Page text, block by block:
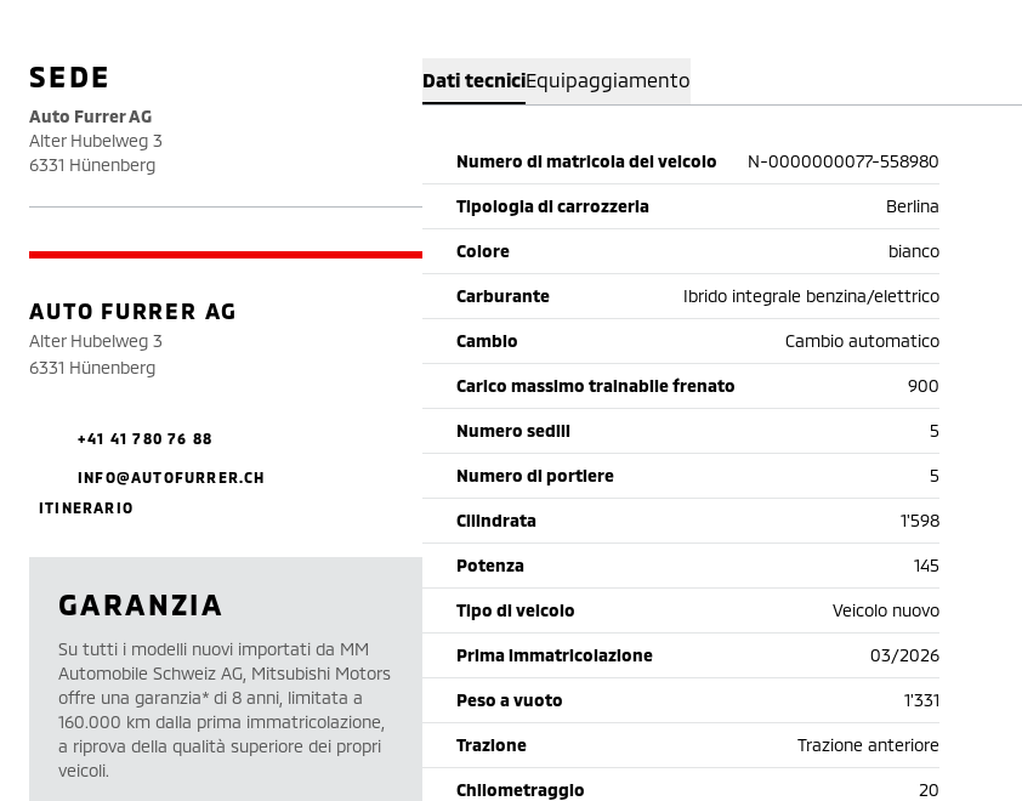
Dati tecniciEquipaggiamento
Numero di matricola del veicolo N-0000000077-558980
Tipologia di carrozzeria Berlina
Colore bianco
Carburante Ibrido integrale benzina/elettrico
Cambio Cambio automatico
Carico massimo trainabile frenato 900
Numero sedili 5
Numero di portiere 5
Cilindrata 1'598
Potenza 145
Tipo di veicolo Veicolo nuovo
Prima immatricolazione 03/2026
Peso a vuoto 1'331
Trazione Trazione anteriore
Chilometraggio 20
SEDE
Auto Furrer AG
Alter Hubelweg 3
6331 Hünenberg
AUTO FURRER AG
Alter Hubelweg 3
6331 Hünenberg
+41 41 780 76 88
INFO@AUTOFURRER.CH
ITINERARIO
GARANZIA
Su tutti i modelli nuovi importati da MM
Automobile Schweiz AG, Mitsubishi Motors
offre una garanzia* di 8 anni, limitata a
160.000 km dalla prima immatricolazione,
a riprova della qualità superiore dei propri
veicoli.